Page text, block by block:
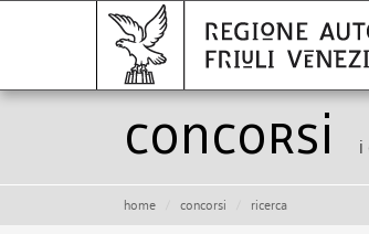
Concorsi i
home concorsi ricerca